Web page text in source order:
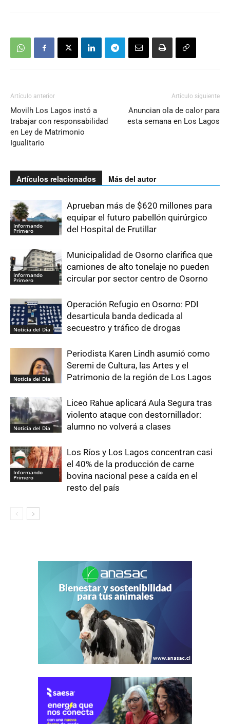
Artículo anterior
Movilh Los Lagos instó a
trabajar con responsabilidad
en Ley de Matrimonio
Igualitario
Artículo siguiente
Anuncian ola de calor para
esta semana en Los Lagos
Artículos relacionados Más del autor
Informando
Primero
Aprueban más de $620 millones para
equipar el futuro pabellón quirúrgico
del Hospital de Frutillar
Informando
Primero
Municipalidad de Osorno clarifica que
camiones de alto tonelaje no pueden
circular por sector centro de Osorno
Noticia del Día
Operación Refugio en Osorno: PDI
desarticula banda dedicada al
secuestro y tráfico de drogas
Noticia del Día
Periodista Karen Lindh asumió como
Seremi de Cultura, las Artes y el
Patrimonio de la región de Los Lagos
Noticia del Día
Liceo Rahue aplicará Aula Segura tras
violento ataque con destornillador:
alumno no volverá a clases
Informando
Primero
Los Ríos y Los Lagos concentran casi
el 40% de la producción de carne
bovina nacional pese a caída en el
resto del país